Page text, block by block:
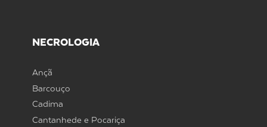
NECROLOGIA
Ançã
Barcouço
Cadima
Cantanhede e Pocariça